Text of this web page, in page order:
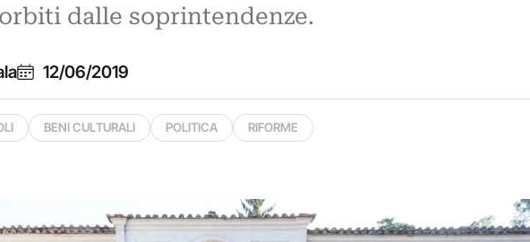
dalle soprintendenze.
12/06/2019
BENI CULTURALI POLITICA RIFORME